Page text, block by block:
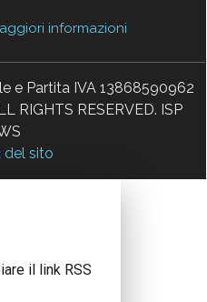
informazioni
e Partita IVA 13868590962
RIGHTS RESERVED. ISP
del sito
il link RSS